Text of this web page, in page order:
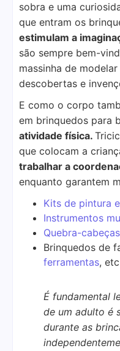
sobra e uma
que entram os
estimulam a
são sempre bem-
massinha de
descobertas e
E como o corpo
em brinquedos para
atividade física.
que colocam a
trabalhar a
enquanto garantem
Kits de pintura
Instrumentos
Quebra-
Brinquedos de
ferramentas,
É fundamental
de um adulto é
durante as